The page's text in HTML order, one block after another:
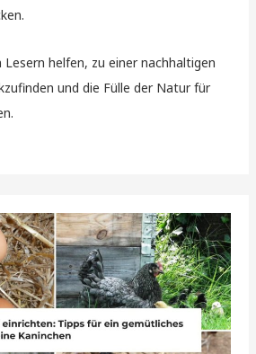
helfen, zu einer nachhaltigen
und die Fülle der Natur für